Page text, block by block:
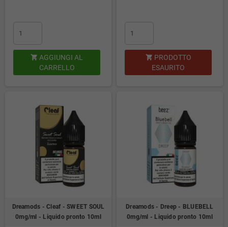
 AGGIUNGI AL
CARRELLO
 PRODOTTO
ESAURITO
Dreamods - Cleaf - SWEET SOUL
0mg/ml - Liquido pronto 10ml
Dreamods - Dreep - BLUEBELL
0mg/ml - Liquido pronto 10ml